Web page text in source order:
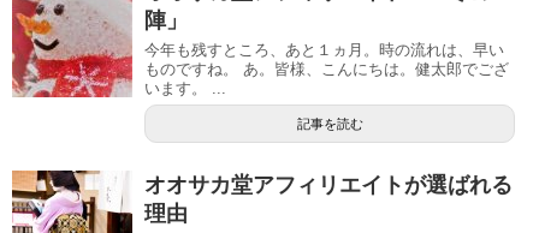
陣」
今年も残すところ、あと１ヵ月。時の流れは、早い
ものですね。 あ。皆様、こんにちは。健太郎でござ
います。 ...
記事を読む
オオサカ堂アフィリエイトが選ばれる
理由